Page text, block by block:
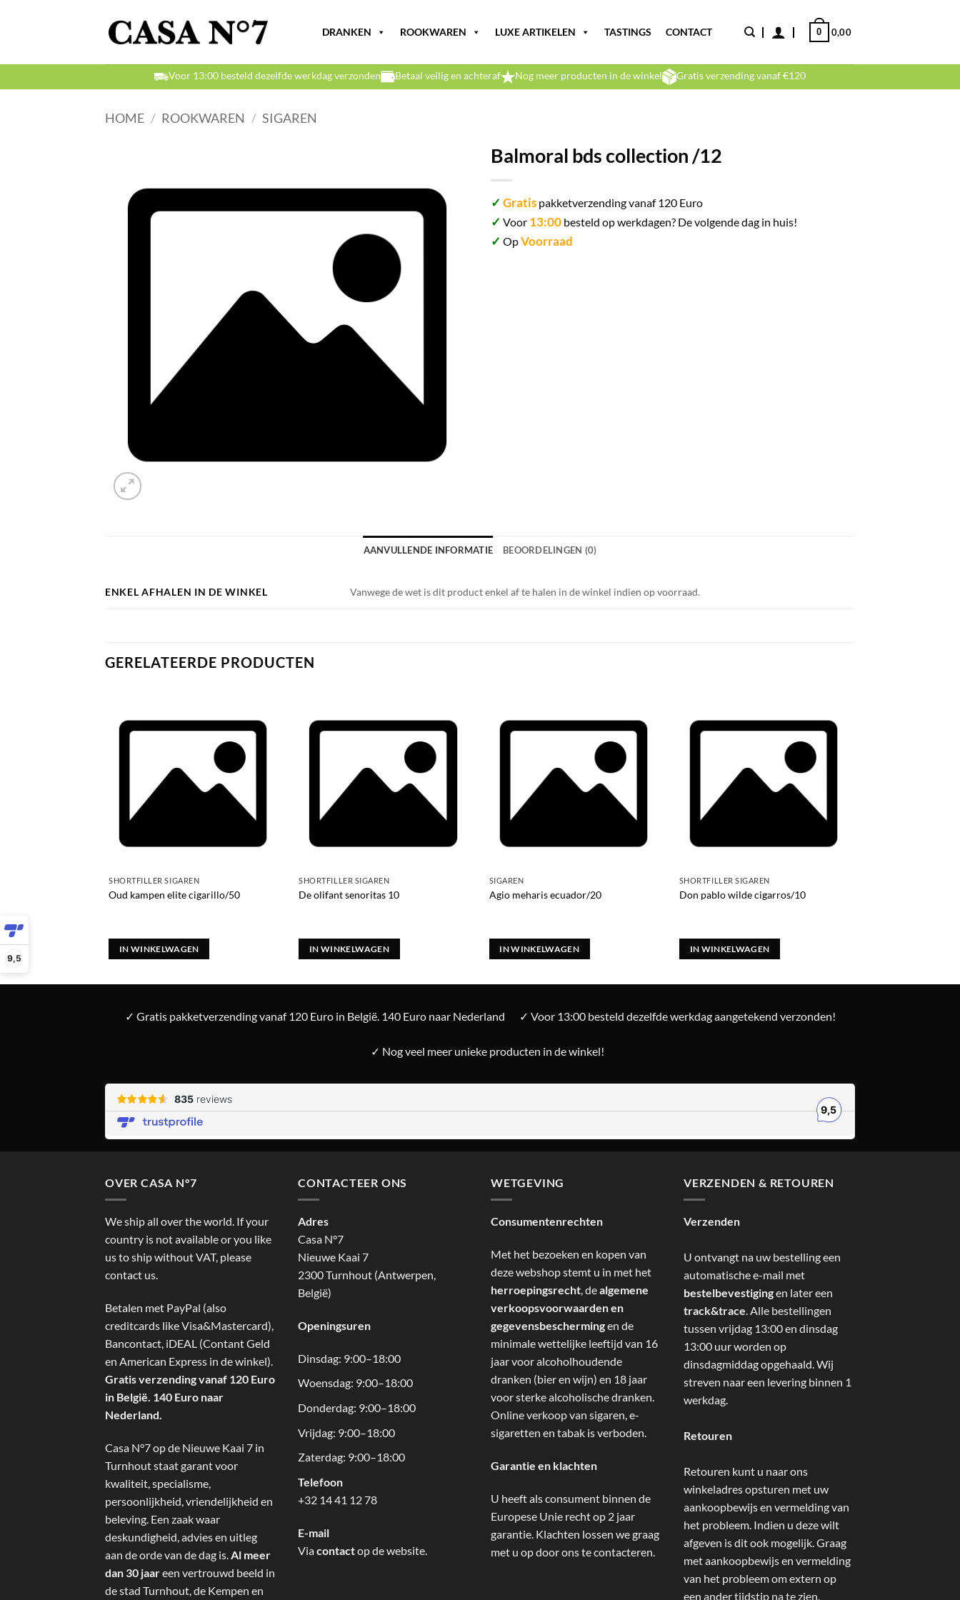
9,5
DRANKEN ROOKWAREN LUXE ARTIKELEN TASTINGS CONTACT 0,00
0
Voor 13:00 besteld dezelfde werkdag verzonden Betaal veilig en achteraf Nog meer producten in de winkel Gratis verzending vanaf €120
HOME / ROOKWAREN / SIGAREN
Balmoral bds collection /12
✓ Gratis pakketverzending vanaf 120 Euro
✓ Voor 13:00 besteld op werkdagen? De volgende dag in huis!
✓ OpVoorraad
AANVULLENDE INFORMATIE BEOORDELINGEN (0)
ENKEL AFHALEN IN DE WINKEL Vanwege de wet is dit product enkel af te halen in de winkel indien op voorraad.
GERELATEERDE PRODUCTEN
SHORTFILLER SIGAREN
Oud kampen elite cigarillo/50
IN WINKELWAGEN
SHORTFILLER SIGAREN
De olifant senoritas 10
IN WINKELWAGEN
SIGAREN
Agio meharis ecuador/20
IN WINKELWAGEN
SHORTFILLER SIGAREN
Don pablo wilde cigarros/10
IN WINKELWAGEN
✓ Gratis pakketverzending vanaf 120 Euro in België. 140 Euro naar Nederland ✓ Voor 13:00 besteld dezelfde werkdag aangetekend verzonden!
✓ Nog veel meer unieke producten in de winkel!
OVER CASA N°7
We ship all over the world. If your
country is not available or you like
us to ship without VAT, please
contact us.
Betalen met PayPal (also
creditcards like Visa&Mastercard),
Bancontact, iDEAL (Contant Geld
en American Express in de winkel).
Gratis verzending vanaf 120 Euro
in België. 140 Euro naar
Nederland.
Casa N°7 op de Nieuwe Kaai 7 in
Turnhout staat garant voor
kwaliteit, specialisme,
persoonlijkheid, vriendelijkheid en
beleving. Een zaak waar
deskundigheid, advies en uitleg
aan de orde van de dag is.Al meer
dan 30 jaareen vertrouwd beeld in
de stad Turnhout, de Kempen en
CONTACTEER ONS
Adres
Casa N°7
Nieuwe Kaai 7
2300 Turnhout (Antwerpen,
België)
Openingsuren
Dinsdag: 9:00–18:00
Woensdag: 9:00–18:00
Donderdag: 9:00–18:00
Vrijdag: 9:00–18:00
Zaterdag: 9:00–18:00
Telefoon
+32 14 41 12 78
E-mail
Viacontactop de website.
WETGEVING
Consumentenrechten
Met het bezoeken en kopen van
deze webshop stemt u in met het
herroepingsrecht, dealgemene
verkoopsvoorwaarden en
gegevensbeschermingen de
minimale wettelijke leeftijd van 16
jaar voor alcoholhoudende
dranken (bier en wijn) en 18 jaar
voor sterke alcoholische dranken.
Online verkoop van sigaren, e-
sigaretten en tabak is verboden.
Garantie en klachten
U heeft als consument binnen de
Europese Unie recht op 2 jaar
garantie. Klachten lossen we graag
met u op door ons te contacteren.
VERZENDEN & RETOUREN
Verzenden
U ontvangt na uw bestelling een
automatische e-mail met
bestelbevestigingen later een
track&trace. Alle bestellingen
tussen vrijdag 13:00 en dinsdag
13:00 uur worden op
dinsdagmiddag opgehaald. Wij
streven naar een levering binnen 1
werkdag.
Retouren
Retouren kunt u naar ons
winkeladres opsturen met uw
aankoopbewijs en vermelding van
het probleem. Indien u deze wilt
afgeven is dit ook mogelijk. Graag
met aankoopbewijs en vermelding
van het probleem om extern op
een ander tijdstip na te zien.